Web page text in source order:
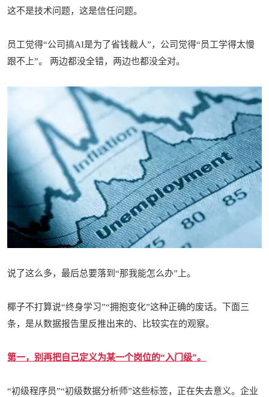
这不是技术问题，这是信任问题。
员工觉得“公司搞AI是为了省钱裁人”，公司觉得“员工学得太慢
跟不上”。 两边都没全错，两边也都没全对。
说了这么多，最后总要落到“那我能怎么办”上。
椰子不打算说“终身学习”“拥抱变化”这种正确的废话。下面三
条，是从数据报告里反推出来的、比较实在的观察。
第一，别再把自己定义为某一个岗位的“入门级”。
“初级程序员”“初级数据分析师”这些标签，正在失去意义。企业